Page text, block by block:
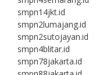
smpn14jkt.id
smpn2lumajang.id
smpn2sutojayan.id
smpn4blitar.id
smpn78jakarta.id